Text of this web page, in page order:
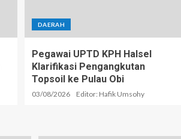
DAERAH
Pegawai UPTD KPH Halsel
Klarifikasi Pengangkutan
Topsoil ke Pulau Obi
03/08/2026 Editor: Hafik Umsohy